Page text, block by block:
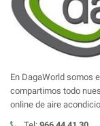
En DagaWorld somos
compartimos todo
online de aire